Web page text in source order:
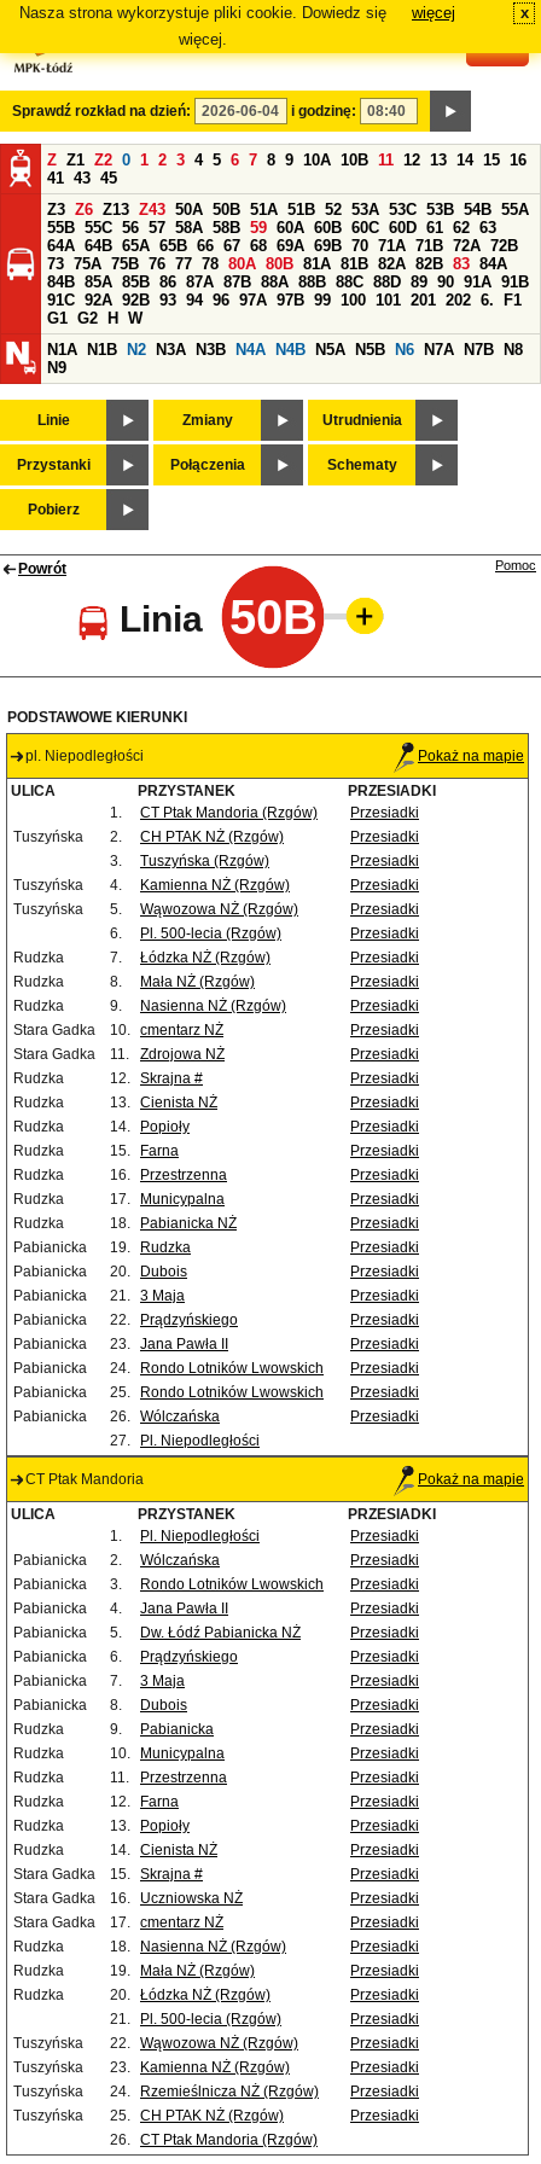
Nasza strona wykorzystuje pliki cookie. Dowiedz się
więcej.
więcej x
Sprawdź rozkład na dzień: i godzinę:
Z Z1 Z2 0 1 2 3 4 5 6 7 8 9 10A 10B 11 12 13 14 15 16
41 43 45
Z3 Z6 Z13 Z43 50A 50B 51A 51B 52 53A 53C 53B 54B 55A
55B 55C 56 57 58A 58B 59 60A 60B 60C 60D 61 62 63
64A 64B 65A 65B 66 67 68 69A 69B 70 71A 71B 72A 72B
73 75A 75B 76 77 78 80A 80B 81A 81B 82A 82B 83 84A
84B 85A 85B 86 87A 87B 88A 88B 88C 88D 89 90 91A 91B
91C 92A 92B 93 94 96 97A 97B 99 100 101 201 202 6.
F1
G1 G2 H
W
N1A
N1B N2 N3A N3B N4A N4B N5A N5B N6 N7A N7B
N8
N9
Linie Zmiany Utrudnienia
Przystanki Połączenia Schematy
Pobierz
Powrót
Linia 50B
Pomoc
PODSTAWOWE KIERUNKI
pl. Niepodległości Pokaż na mapie
ULICA PRZYSTANEK
PRZESIADKI
1.
CT Ptak Mandoria (Rzgów)
Przesiadki
Tuszyńska
2. CH PTAK NŻ (Rzgów)
Przesiadki
3.
Tuszyńska (Rzgów)
Przesiadki
Tuszyńska
4. Kamienna NŻ (Rzgów)
Przesiadki
Tuszyńska
5. Wąwozowa NŻ (Rzgów)
Przesiadki
6.
Pl. 500-lecia (Rzgów)
Przesiadki
Rudzka
7. Łódzka NŻ (Rzgów)
Przesiadki
Rudzka
8. Mała NŻ (Rzgów)
Przesiadki
Rudzka
9. Nasienna NŻ (Rzgów)
Przesiadki
Stara Gadka
10. cmentarz NŻ
Przesiadki
Stara Gadka
11. Zdrojowa NŻ
Przesiadki
Rudzka
12. Skrajna #
Przesiadki
Rudzka
13. Cienista NŻ
Przesiadki
Rudzka
14. Popioły
Przesiadki
Rudzka
15. Farna
Przesiadki
Rudzka
16. Przestrzenna
Przesiadki
Rudzka
17. Municypalna
Przesiadki
Rudzka
18. Pabianicka NŻ
Przesiadki
Pabianicka
19. Rudzka
Przesiadki
Pabianicka
20. Dubois
Przesiadki
Pabianicka
21. 3 Maja
Przesiadki
Pabianicka
22. Prądzyńskiego
Przesiadki
Pabianicka
23. Jana Pawła II
Przesiadki
Pabianicka
24. Rondo Lotników Lwowskich
Przesiadki
Pabianicka
25. Rondo Lotników Lwowskich
Przesiadki
Pabianicka
26. Wólczańska
Przesiadki
27.
Pl. Niepodległości
CT Ptak Mandoria Pokaż na mapie
ULICA PRZYSTANEK
PRZESIADKI
1.
Pl. Niepodległości
Przesiadki
Pabianicka
2. Wólczańska
Przesiadki
Pabianicka
3. Rondo Lotników Lwowskich
Przesiadki
Pabianicka
4. Jana Pawła II
Przesiadki
Pabianicka
5. Dw. Łódź Pabianicka NŻ
Przesiadki
Pabianicka
6. Prądzyńskiego
Przesiadki
Pabianicka
7. 3 Maja
Przesiadki
Pabianicka
8. Dubois
Przesiadki
Rudzka
9. Pabianicka
Przesiadki
Rudzka
10. Municypalna
Przesiadki
Rudzka
11. Przestrzenna
Przesiadki
Rudzka
12. Farna
Przesiadki
Rudzka
13. Popioły
Przesiadki
Rudzka
14. Cienista NŻ
Przesiadki
Stara Gadka
15. Skrajna #
Przesiadki
Stara Gadka
16. Uczniowska NŻ
Przesiadki
Stara Gadka
17. cmentarz NŻ
Przesiadki
Rudzka
18. Nasienna NŻ (Rzgów)
Przesiadki
Rudzka
19. Mała NŻ (Rzgów)
Przesiadki
Rudzka
20. Łódzka NŻ (Rzgów)
Przesiadki
21.
Pl. 500-lecia (Rzgów)
Przesiadki
Tuszyńska
22. Wąwozowa NŻ (Rzgów)
Przesiadki
Tuszyńska
23. Kamienna NŻ (Rzgów)
Przesiadki
Tuszyńska
24. Rzemieślnicza NŻ (Rzgów)
Przesiadki
Tuszyńska
25. CH PTAK NŻ (Rzgów)
Przesiadki
26. CT Ptak Mandoria (Rzgów)